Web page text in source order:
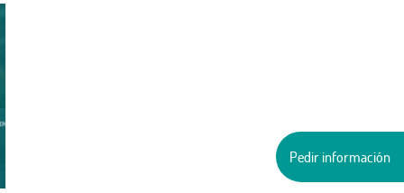
Pedir información